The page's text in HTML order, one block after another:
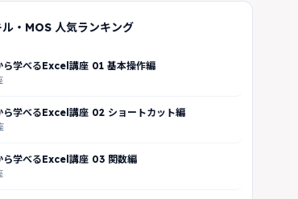
ル・MOS 人気ランキング
ら学べるExcel講座 01 基本操作編
ら学べるExcel講座 02 ショートカット編
ら学べるExcel講座 03 関数編